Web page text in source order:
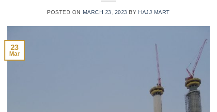
POSTED ON MARCH 23, 2023 BY HAJJ MART
23
Mar